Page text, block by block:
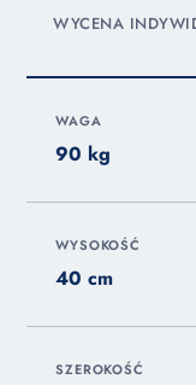
WYCENA
WAGA
90 kg
WYSOKOŚĆ
40 cm
SZEROKOŚĆ